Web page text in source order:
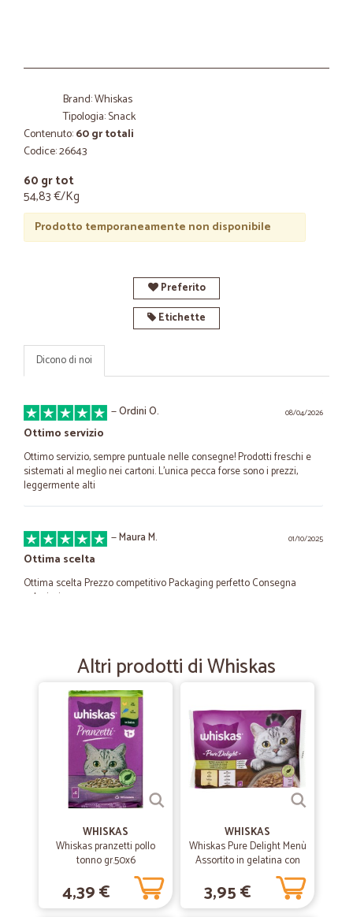
Brand: Whiskas
Tipologia: Snack
Contenuto:60 gr totali
Codice: 26643
60 gr tot
54,83 €/Kg
Prodotto temporaneamente non disponibile
Preferito
Etichette
Dicono di noi
08/04/2026
—Ordini O.
Ottimo servizio
Ottimo servizio, sempre puntuale nelle consegne! Prodotti freschi e
sistemati al meglio nei cartoni. L'unica pecca forse sono i prezzi,
leggermente alti
01/10/2025
—Maura M.
Ottima scelta
Ottima scelta Prezzo competitivo Packaging perfetto Consegna
velocissima
Ottimo Servizio
Ottimo Servizio, Prodotto buonissimo e arrivato nei tempi prestabili. il
catalogo offre un'ampia scelta. Unico consiglio mettere "etichetta
fragile" per i corrieri.
13/07/2022
—Valerio D.
Esperienza positiva da ripetere
pelo nell uovo consiglio un imballo leggermente più accurato.
05/01/2022
Silvia R.
Servizio efficiente e molto veloce
Altri prodotti di Whiskas
WHISKAS
Whiskas pranzetti pollo
tonno gr.50x6
4,39 €
WHISKAS
Whiskas Pure Delight Menù
Assortito in gelatina con
pollo, con salmone 4 x 85 g
3,95 €